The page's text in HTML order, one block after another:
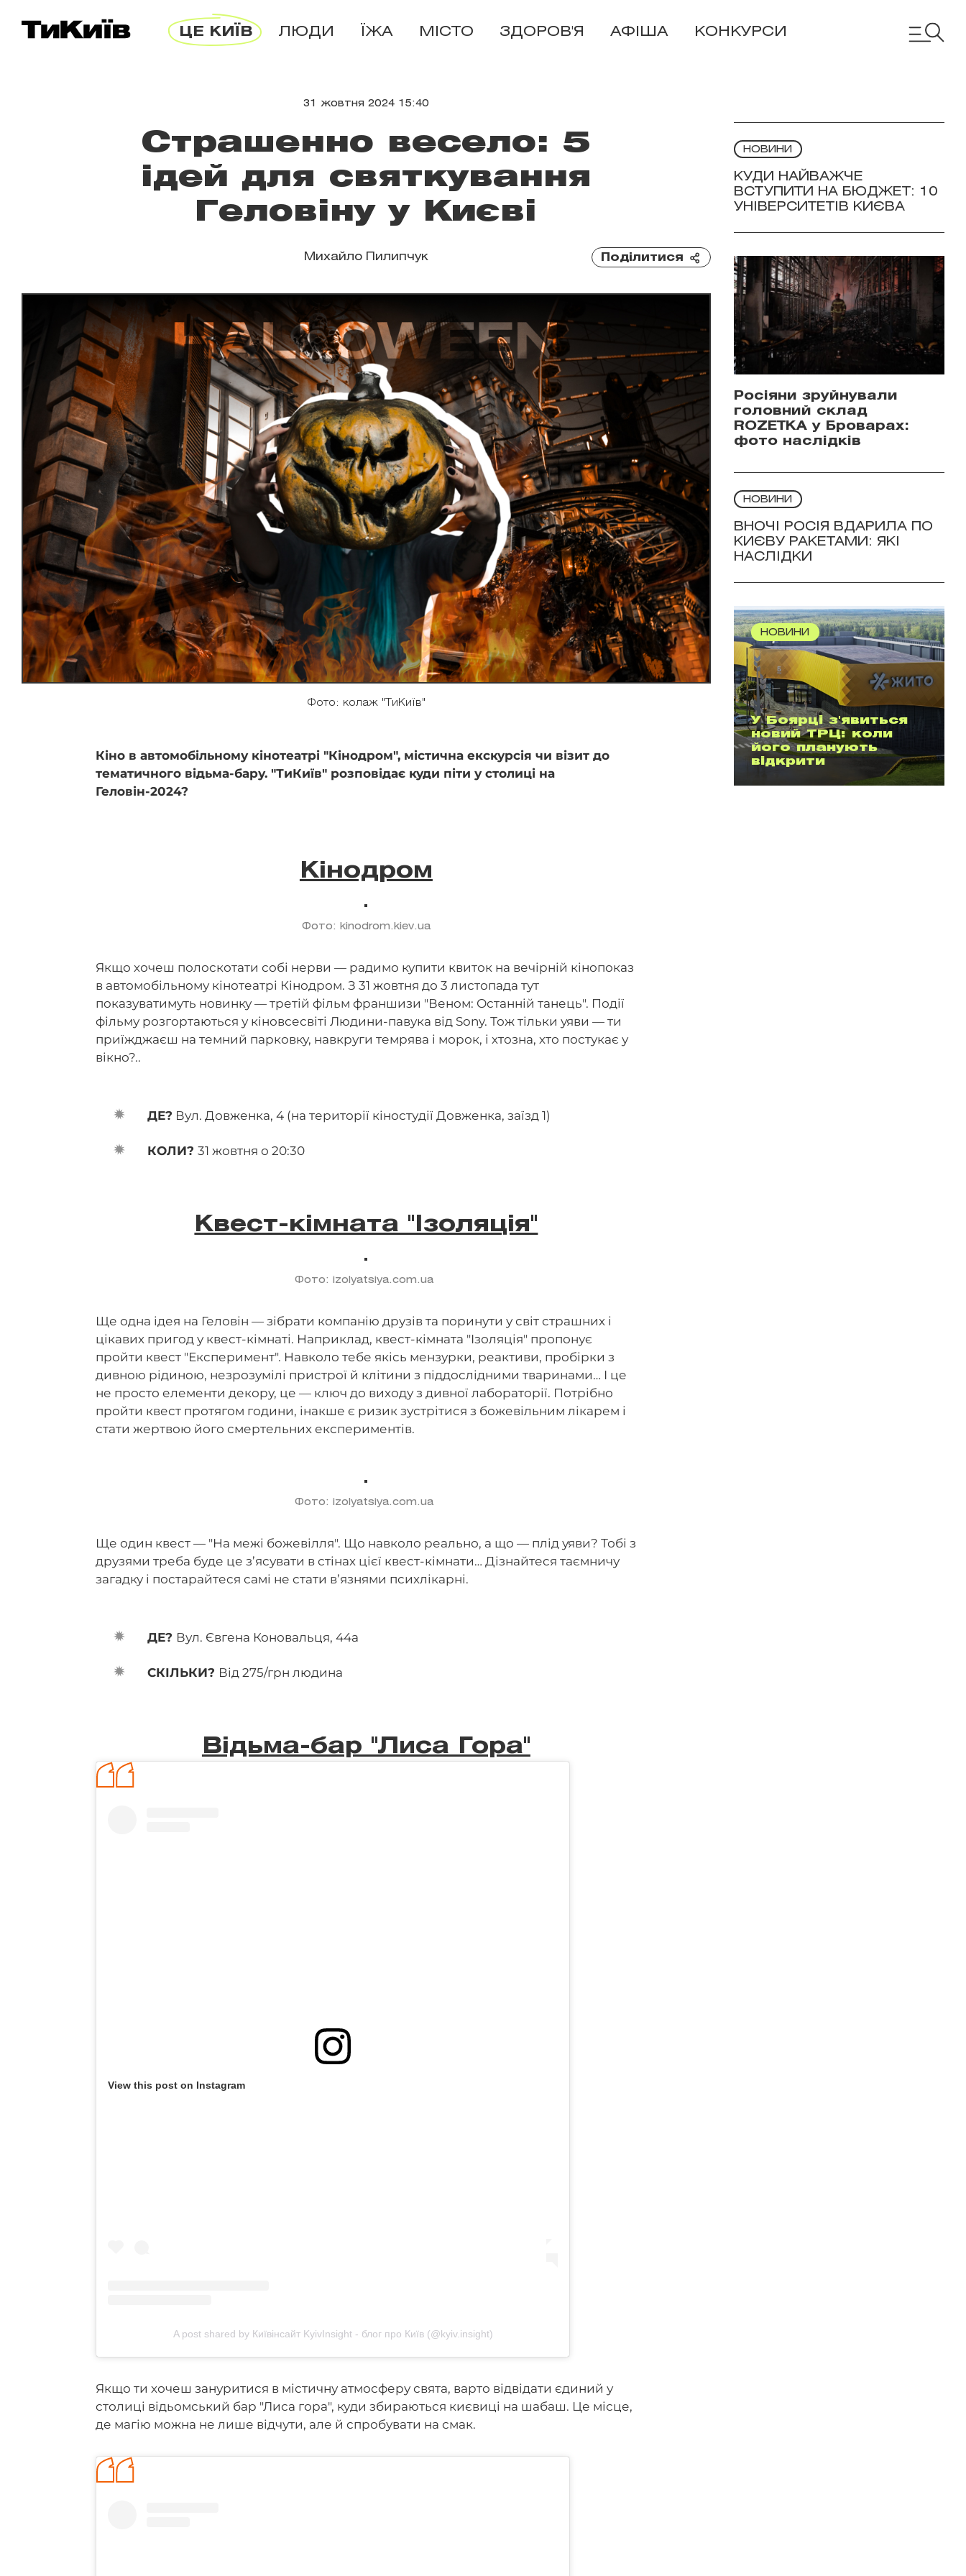
ЦЕ КИЇВ ЛЮДИ ЇЖА МІСТО ЗДОРОВ'Я АФІША КОНКУРСИ
31 жовтня 2024 15:40
Страшенно весело: 5
ідей для святкування
Геловіну у Києві
Михайло Пилипчук Поділитися
Фото: колаж "ТиКиїв"
Кіно в автомобільному кінотеатрі "Кінодром", містична екскурсія чи візит до
тематичного відьма-бару. "ТиКиїв" розповідає куди піти у столиці на
Геловін-2024?
Кінодром
Фото: kinodrom.kiev.ua
Якщо хочеш полоскотати собі нерви — радимо купити квиток на вечірній кінопоказ
в автомобільному кінотеатрі Кінодром. З 31 жовтня до 3 листопада тут
показуватимуть новинку — третій фільм франшизи "Веном: Останній танець". Події
фільму розгортаються у кіновсесвіті Людини-павука від Sony. Тож тільки уяви — ти
приїжджаєш на темний парковку, навкруги темрява і морок, і хтозна, хто постукає у
вікно?..
ДЕ? Вул. Довженка, 4 (на території кіностудії Довженка, заїзд 1)
КОЛИ?31 жовтня о 20:30
Квест-кімната "Ізоляція"
Фото: izolyatsiya.com.ua
Ще одна ідея на Геловін — зібрати компанію друзів та поринути у світ страшних і
цікавих пригод у квест-кімнаті. Наприклад, квест-кімната "Ізоляція" пропонує
пройти квест "Експеримент". Навколо тебе якісь мензурки, реактиви, пробірки з
дивною рідиною, незрозумілі пристрої й клітини з піддослідними тваринами… І це
не просто елементи декору, це — ключ до виходу з дивної лабораторії. Потрібно
пройти квест протягом години, інакше є ризик зустрітися з божевільним лікарем і
стати жертвою його смертельних експериментів.
Фото: izolyatsiya.com.ua
Ще один квест — "На межі божевілля". Що навколо реально, а що — плід уяви? Тобі з
друзями треба буде це з’ясувати в стінах цієї квест-кімнати… Дізнайтеся таємничу
загадку і постарайтеся самі не стати в’язнями психлікарні.
ДЕ? Вул. Євгена Коновальця, 44а
СКІЛЬКИ? Від 275/грн людина
Відьма-бар "Лиса Гора"
View this post on Instagram
A post shared by Київінсайт KyivInsight - блог про Київ (@kyiv.insight)
Якщо ти хочеш зануритися в містичну атмосферу свята, варто відвідати єдиний у
столиці відьомський бар "Лиса гора", куди збираються києвиці на шабаш. Це місце,
де магію можна не лише відчути, але й спробувати на смак.
НОВИНИ
КУДИ НАЙВАЖЧЕ
ВСТУПИТИ НА БЮДЖЕТ: 10
УНІВЕРСИТЕТІВ КИЄВА
Росіяни зруйнували
головний склад
ROZETKA у Броварах:
фото наслідків
НОВИНИ
ВНОЧІ РОСІЯ ВДАРИЛА ПО
КИЄВУ РАКЕТАМИ: ЯКІ
НАСЛІДКИ
НОВИНИ
У Боярці з'явиться
новий ТРЦ: коли
його планують
відкрити